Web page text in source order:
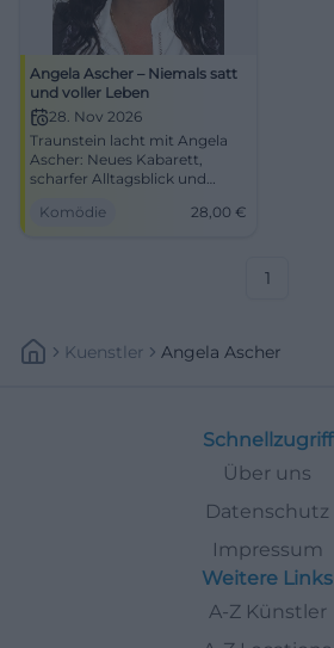
Angela Ascher – Niemals satt
und voller Leben
28. Nov 2026
Traunstein lacht mit Angela
Ascher: Neues Kabarett,
scharfer Alltagsblick und
NUTS. 28.11.2026 ab 20 Uhr,
Komödie 28,00 €
1
Kuenstler Angela Ascher
Schnellzugriff
Über uns
Datenschutz
Impressum
Weitere Links
A-Z Künstler